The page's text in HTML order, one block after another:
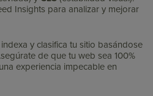
Insights para analizar y mejorar
y clasifica tu sitio basándose
de que tu web sea 100%
experiencia impecable en